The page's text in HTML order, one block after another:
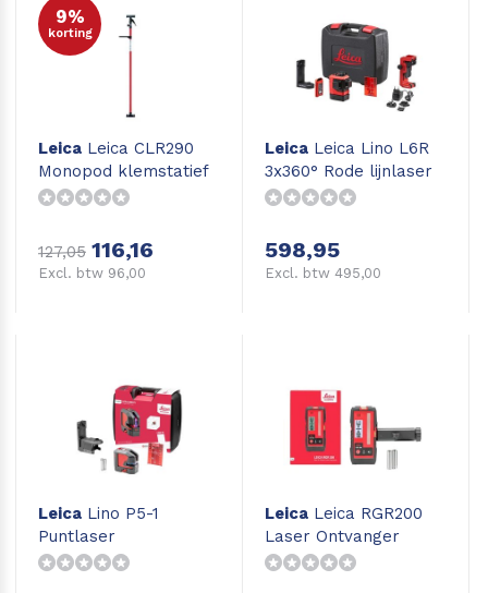
9%
korting
Leica Leica CLR290
Monopod klemstatief
127,05 116,16
Excl. btw 96,00
Leica Leica Lino L6R
3x360° Rode lijnlaser
598,95
Excl. btw 495,00
Leica Lino P5-1
Puntlaser
Leica Leica RGR200
Laser Ontvanger